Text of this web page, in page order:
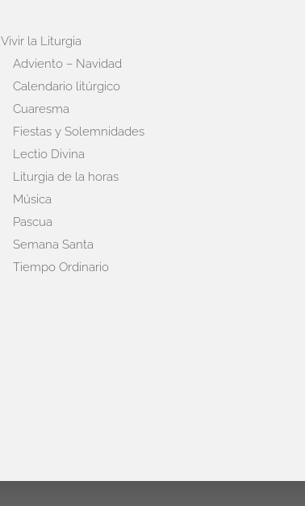
Vivir la Liturgia
Adviento – Navidad
Calendario litúrgico
Cuaresma
Fiestas y Solemnidades
Lectio Divina
Liturgia de la horas
Música
Pascua
Semana Santa
Tiempo Ordinario